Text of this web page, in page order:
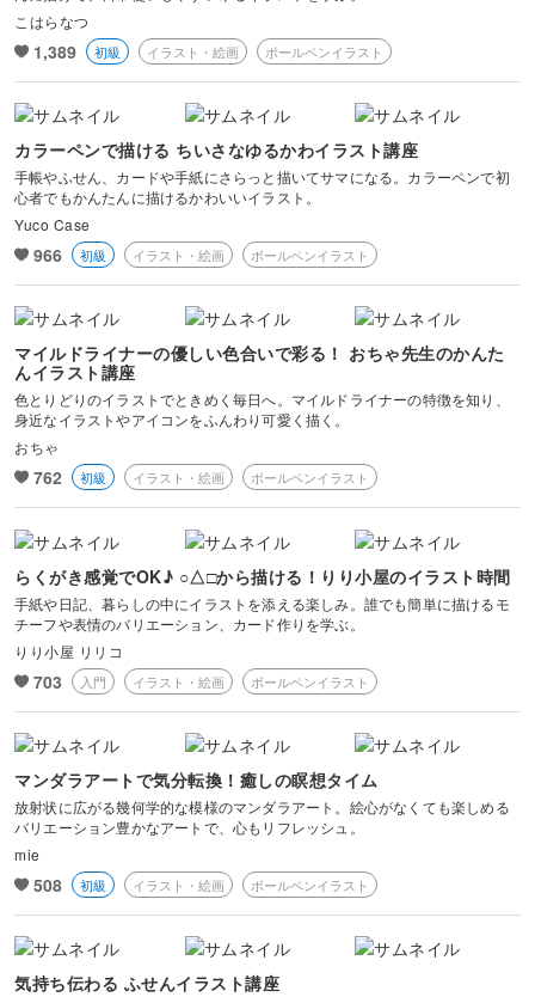
こはらなつ
1,389 初級 イラスト・絵画 ボールペンイラスト
カラーペンで描ける ちいさなゆるかわイラスト講座
手帳やふせん、カードや手紙にさらっと描いてサマになる。カラーペンで初
心者でもかんたんに描けるかわいいイラスト。
Yuco Case
966 初級 イラスト・絵画 ボールペンイラスト
マイルドライナーの優しい色合いで彩る！ おちゃ先生のかんた
んイラスト講座
色とりどりのイラストでときめく毎日へ。マイルドライナーの特徴を知り、
身近なイラストやアイコンをふんわり可愛く描く。
おちゃ
762 初級 イラスト・絵画 ボールペンイラスト
らくがき感覚でOK♪ ○△□から描ける！りり小屋のイラスト時間
手紙や日記、暮らしの中にイラストを添える楽しみ。誰でも簡単に描けるモ
チーフや表情のバリエーション、カード作りを学ぶ。
りり小屋 リリコ
703 入門 イラスト・絵画 ボールペンイラスト
マンダラアートで気分転換！癒しの瞑想タイム
放射状に広がる幾何学的な模様のマンダラアート。絵心がなくても楽しめる
バリエーション豊かなアートで、心もリフレッシュ。
mie
508 初級 イラスト・絵画 ボールペンイラスト
気持ち伝わる ふせんイラスト講座